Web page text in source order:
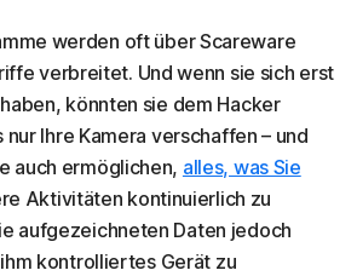
werden oft über Scareware
verbreitet. Und wenn sie sich erst
könnten sie dem Hacker
Ihre Kamera verschaffen – und
auch ermöglichen, alles, was Sie
Aktivitäten kontinuierlich zu
aufgezeichneten Daten jedoch
kontrolliertes Gerät zu